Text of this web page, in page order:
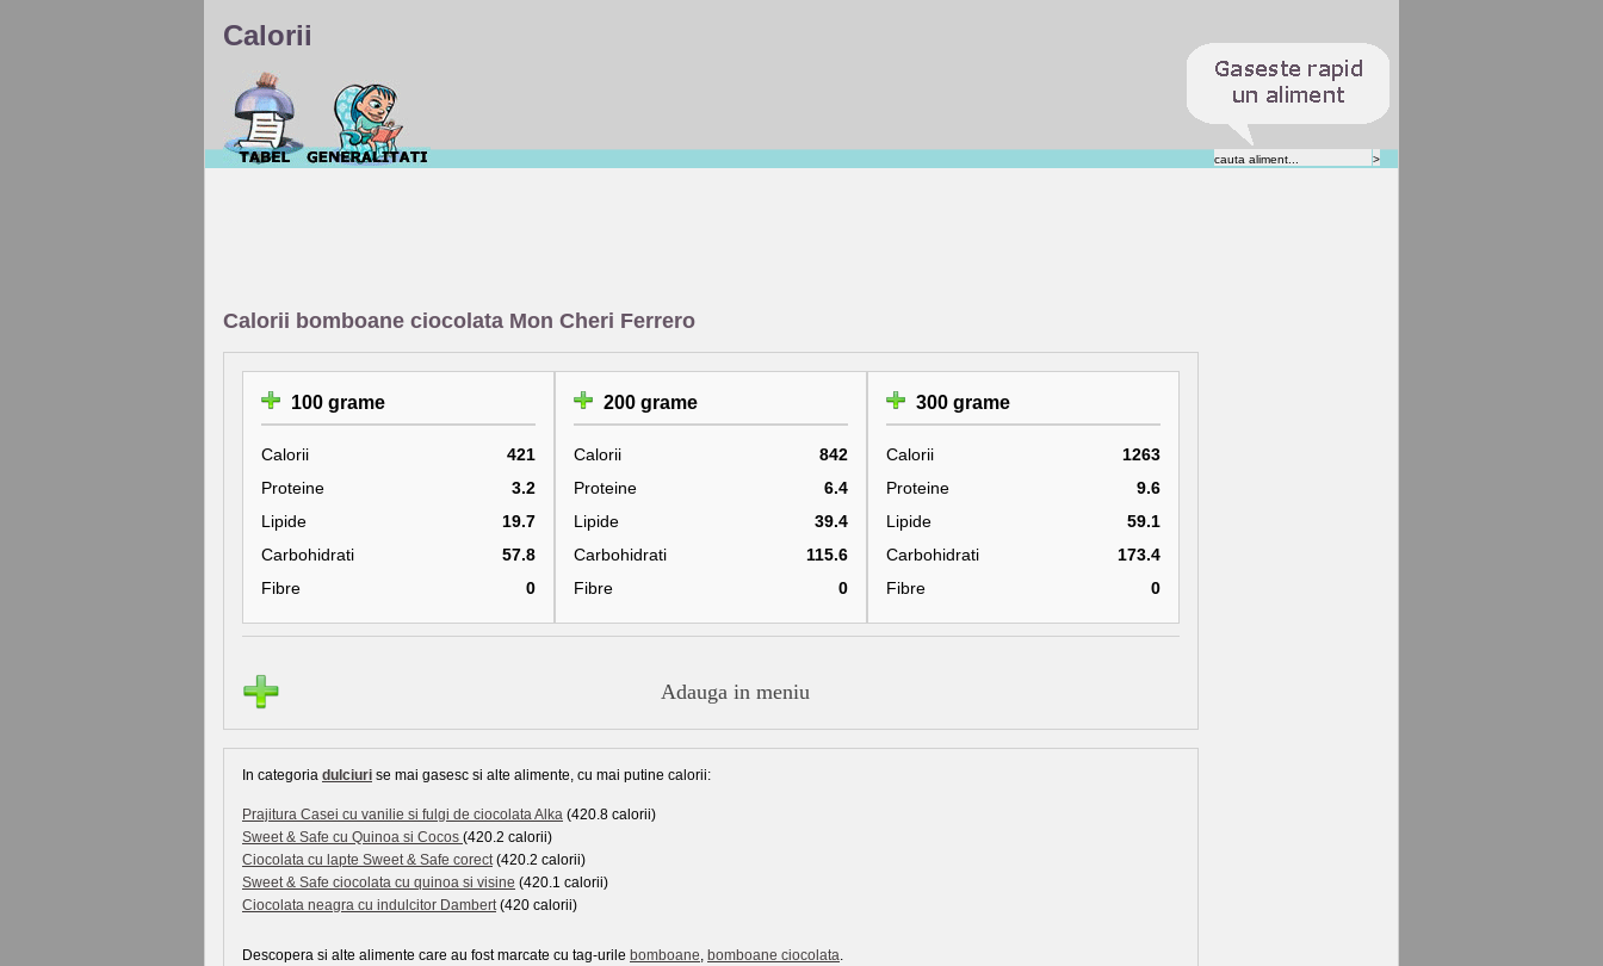
Calorii
Calorii bomboane ciocolata Mon Cheri Ferrero
100 grame
Calorii
421
Proteine
3.2
Lipide
19.7
Carbohidrati
57.8
Fibre
0
200 grame
Calorii
842
Proteine
6.4
Lipide
39.4
Carbohidrati
115.6
Fibre
0
300 grame
Calorii
1263
Proteine
9.6
Lipide
59.1
Carbohidrati
173.4
Fibre
0
Adauga in meniu
In categoria dulciuri se mai gasesc si alte alimente, cu mai putine calorii:
Prajitura Casei cu vanilie si fulgi de ciocolata Alka (420.8 calorii)
Sweet & Safe cu Quinoa si Cocos (420.2 calorii)
Ciocolata cu lapte Sweet & Safe corect(420.2 calorii)
Sweet & Safe ciocolata cu quinoa si visine (420.1 calorii)
Ciocolata neagra cu indulcitor Dambert(420 calorii)
Descopera si alte alimente care au fost marcate cu tag-urile bomboane, bomboane ciocolata.